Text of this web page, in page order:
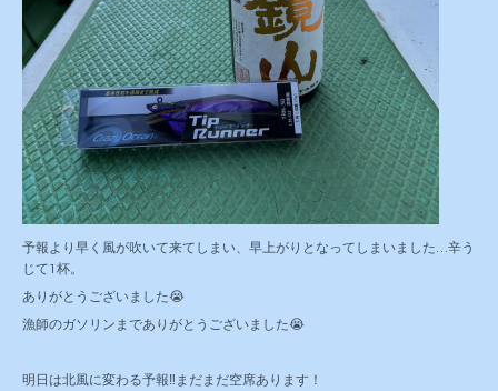
予報より早く風が吹いて来てしまい、早上がりとなってしまいました…辛う
じて1杯。
ありがとうございました😭
漁師のガソリンまでありがとうございました😭
明日は北風に変わる予報‼️まだまだ空席あります！